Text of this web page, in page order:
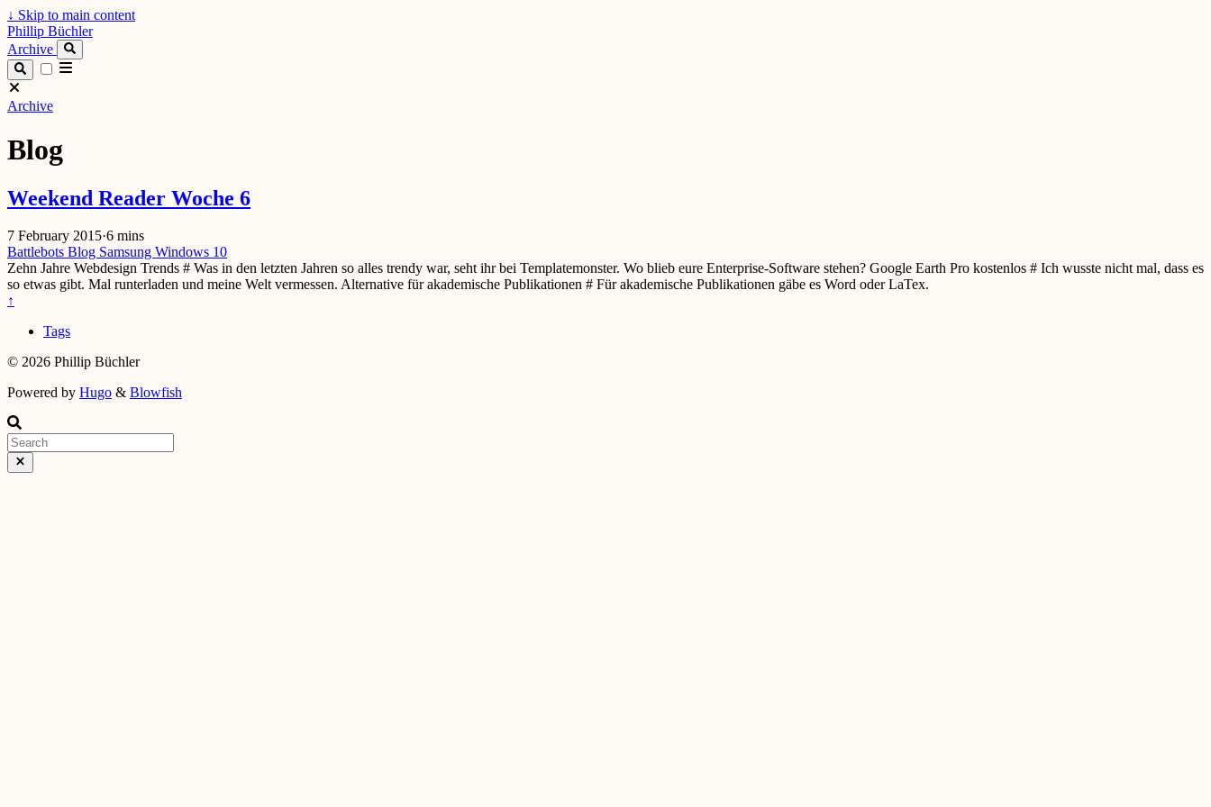
↓ Skip to main content
Phillip Büchler
Archive
Archive
Blog
Weekend Reader Woche 6
7 February 2015·6 mins
Battlebots Blog Samsung Windows 10
Zehn Jahre Webdesign Trends # Was in den letzten Jahren so alles trendy war, seht ihr bei Templatemonster. Wo blieb eure Enterprise-Software stehen? Google Earth Pro kostenlos # Ich wusste nicht mal, dass es
so etwas gibt. Mal runterladen und meine Welt vermessen. Alternative für akademische Publikationen # Für akademische Publikationen gäbe es Word oder LaTex.
↑
Tags
© 2026 Phillip Büchler
Powered by Hugo & Blowfish